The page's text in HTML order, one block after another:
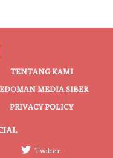
TENTANG KAMI
MEDIA SIBER
PRIVACY POLICY
Twitter